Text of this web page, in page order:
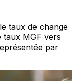
taux de change
taux MGF vers
par